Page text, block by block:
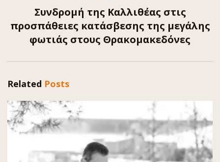
Συνδρομή της Καλλιθέας στις
προσπάθειες κατάσβεσης της μεγάλης
φωτιάς στους Θρακομακεδόνες
Related Posts